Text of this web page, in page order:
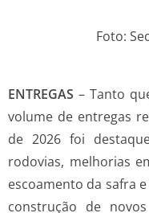
Foto:
ENTREGAS– Tanto
volume de entregas
de 2026 foi
rodovias, melhorias
escoamento da safra
construção de